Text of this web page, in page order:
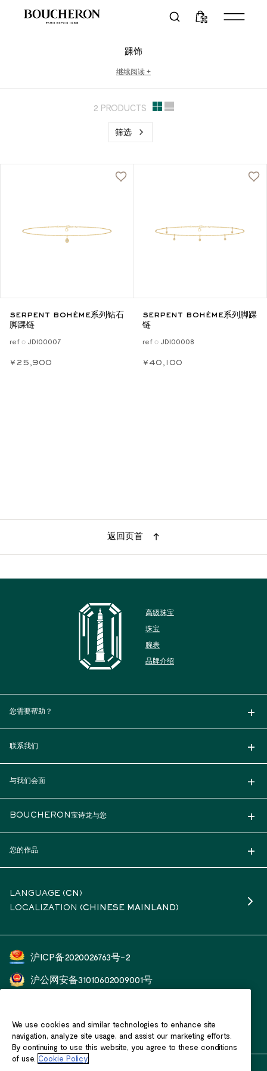
踝饰
继续阅读 +
筛选
2 PRODUCTS
serpent bohème系列钻石
脚踝链
ref ◌ JDI00007
¥25,900
serpent bohème系列脚踝
链
ref ◌ JDI00008
¥40,100
返回页首
高级珠宝
珠宝
腕表
品牌介绍
您需要帮助？
联系我们
与我们会面
BOUCHERON宝诗龙与您
您的作品
LANGUAGE (CN )
LOCALIZATION (CHINESE MAINLAND)
沪ICP备2020026763号-2
沪公网安备31010602009001号
客户服务热线：400 601 1588
We use cookies and similar technologies to enhance site
navigation, analyze site usage, and assist our marketing efforts.
By continuing to use this website, you agree to these conditions
of use. Cookie Policy